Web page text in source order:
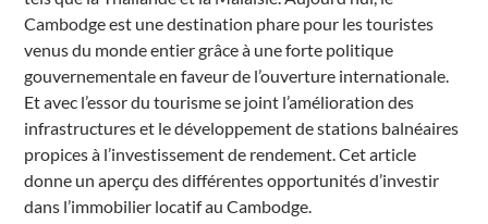
Cambodge est une destination phare pour les touristes
venus du monde entier grâce à une forte politique
gouvernementale en faveur de l’ouverture internationale.
Et avec l’essor du tourisme se joint l’amélioration des
infrastructures et le développement de stations balnéaires
propices à l’investissement de rendement. Cet article
donne un aperçu des différentes opportunités d’investir
dans l’immobilier locatif au Cambodge.